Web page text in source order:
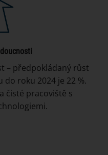
– předpokládaný růst
roku 2024 je 22 %.
čisté pracoviště s